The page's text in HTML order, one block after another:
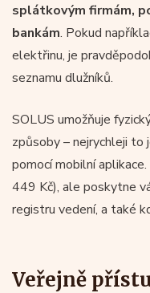
splátkovým firmám,
bankám. Pokud
elektřinu, je
seznamu dlužníků.
SOLUS umožňuje
způsoby – nejrychleji to
pomocí mobilní
449 Kč), ale poskytne
registru vedení, a také
Veřejně